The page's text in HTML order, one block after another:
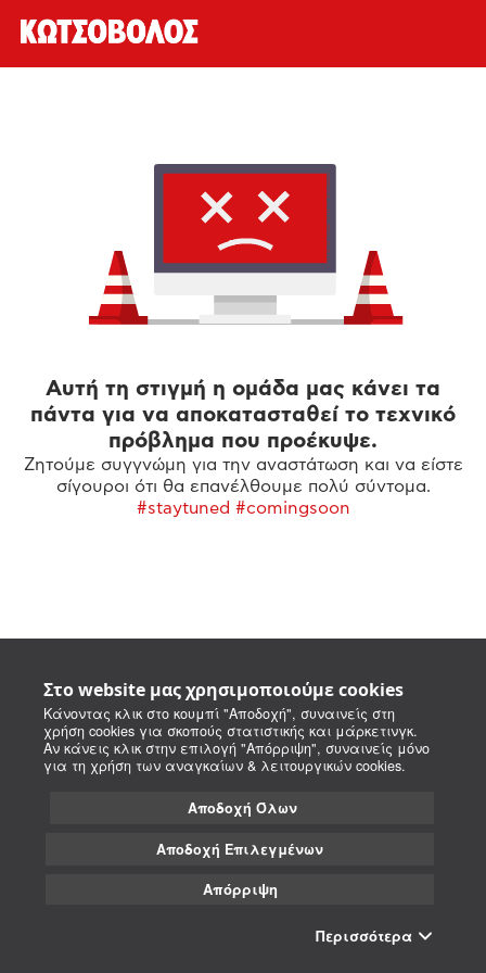
Στο website μας χρησιμοποιούμε cookies
Κάνοντας κλικ στο κουμπί "Αποδοχή", συναινείς στη
χρήση cookies για σκοπούς στατιστικής και μάρκετινγκ.
Αν κάνεις κλικ στην επιλογή "Απόρριψη", συναινείς μόνο
για τη χρήση των αναγκαίων & λειτουργικών cookies.
Αποδοχή Όλων
Αποδοχή Επιλεγμένων
Απόρριψη
Περισσότερα
Αυτή τη στιγμή η ομάδα μας κάνει τα
πάντα για να αποκατασταθεί το τεχνικό
πρόβλημα που προέκυψε.
Ζητούμε συγγνώμη για την αναστάτωση και να είστε
σίγουροι ότι θα επανέλθουμε πολύ σύντομα.
#staytuned #comingsoon